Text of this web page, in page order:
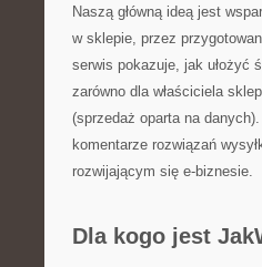
Naszą główną ideą jest
w sklepie, przez
serwis pokazuje, jak ułożyć
zarówno dla właściciela
(sprzedaż oparta na
komentarze rozwiązań
rozwijającym się e-biznesie.
Dla kogo jest